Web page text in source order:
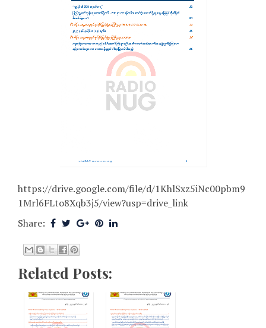
https://drive.google.com/file/d/1KhlSxz5iNc00pbm9
1Mrl6FLto8Xqb3j5/view?usp=drive_link
Share:
Related Posts: